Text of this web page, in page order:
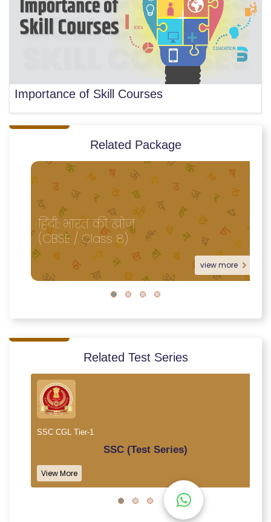
Importance of Skill Courses
Related Package
हिंदी: भारत की खोज
(CBSE / Class 8)
view more
Related Test Series
SSC CGL Tier-1
SSC (Test Series)
View More